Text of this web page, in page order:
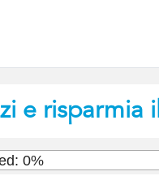
e risparmia
0%